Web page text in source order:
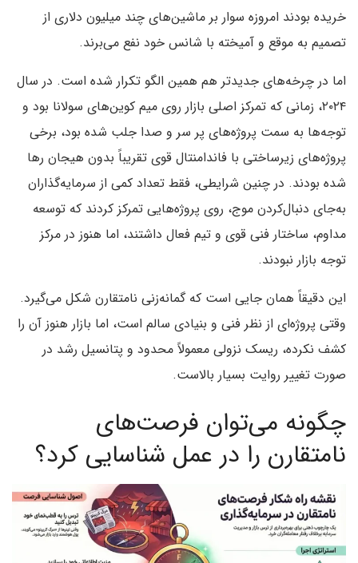
خریده بودند امروزه سوار بر ماشین‌های چند میلیون دلاری از
تصمیم به موقع و آمیخته با شانس خود نفع می‌برند.
اما در چرخه‌های جدیدتر هم همین الگو تکرار شده است. در سال
۲۰۲۴، زمانی که تمرکز اصلی بازار روی میم کوین‌های سولانا بود و
توجه‌ها به سمت پروژه‌های پر سر و صدا جلب شده بود، برخی
پروژه‌های زیرساختی با فاندامنتال قوی تقریباً بدون هیجان رها
شده بودند. در چنین شرایطی، فقط تعداد کمی از سرمایه‌گذاران
به‌جای دنبال‌کردن موج، روی پروژه‌هایی تمرکز کردند که توسعه
مداوم، ساختار فنی قوی و تیم فعال داشتند، اما هنوز در مرکز
توجه بازار نبودند.
این دقیقاً همان جایی است که گمانه‌زنی نامتقارن شکل می‌گیرد.
وقتی پروژه‌ای از نظر فنی و بنیادی سالم است، اما بازار هنوز آن را
کشف نکرده، ریسک نزولی معمولاً محدود و پتانسیل رشد در
صورت تغییر روایت بسیار بالاست.
چگونه می‌توان فرصت‌های
نامتقارن را در عمل شناسایی کرد؟